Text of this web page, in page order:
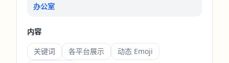
办公室
内容
关键词 各平台展示
动态 Emoji